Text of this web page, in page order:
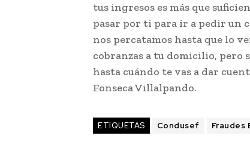
tus ingresos es más que
pasar por ti para ir a pedir un
nos percatamos hasta que lo
cobranzas a tu domicilio,
hasta cuándo te vas a dar
Fonseca Villalpando.
ETIQUETAS Condusef Fraudes